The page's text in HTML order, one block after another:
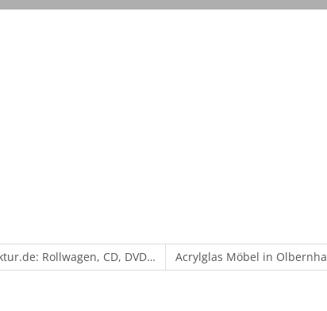
Rollwagen, CD, DVD… Acrylglas Möbel in